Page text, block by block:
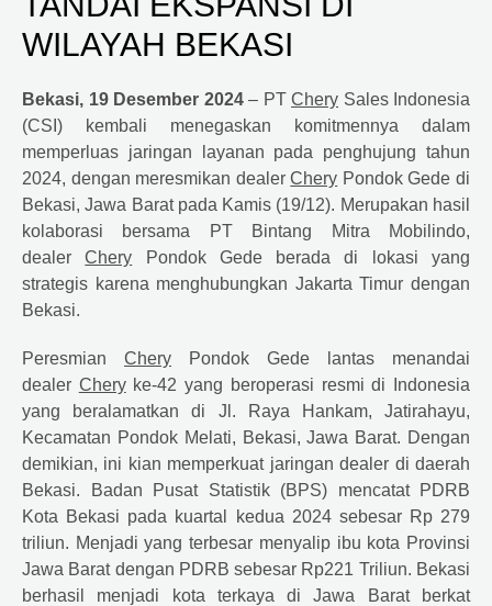
WILAYAH BEKASI
Bekasi, 19 Desember 2024 – PT Chery Sales Indonesia
(CSI) kembali menegaskan komitmennya dalam
memperluas jaringan layanan pada penghujung tahun
2024, dengan meresmikan dealerChery Pondok Gede di
Bekasi, Jawa Barat pada Kamis (19/12). Merupakan hasil
kolaborasi bersama PT Bintang Mitra Mobilindo,
dealerChery Pondok Gede berada di lokasi yang
strategis karena menghubungkan Jakarta Timur dengan
Bekasi.
Peresmian Chery Pondok Gede lantas menandai
dealer Cheryke-42 yang beroperasi resmi di Indonesia
yang beralamatkan di Jl. Raya Hankam, Jatirahayu,
Kecamatan Pondok Melati, Bekasi, Jawa Barat. Dengan
demikian, ini kian memperkuat jaringan dealer di daerah
Bekasi. Badan Pusat Statistik (BPS) mencatat PDRB
Kota Bekasi pada kuartal kedua 2024 sebesar Rp 279
triliun. Menjadi yang terbesar menyalip ibu kota Provinsi
Jawa Barat dengan PDRB sebesar Rp221 Triliun. Bekasi
berhasil menjadi kota terkaya di Jawa Barat berkat